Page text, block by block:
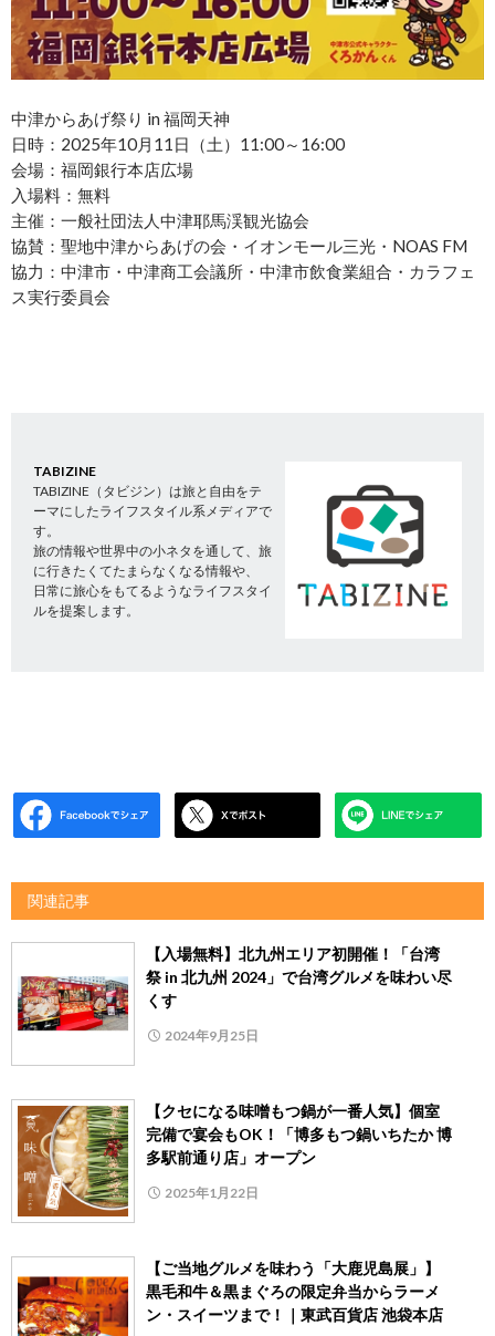
中津からあげ祭り in 福岡天神
日時：2025年10月11日（土）11:00～16:00
会場：福岡銀行本店広場
入場料：無料
主催：一般社団法人中津耶馬渓観光協会
協賛：聖地中津からあげの会・イオンモール三光・NOAS FM
協力：中津市・中津商工会議所・中津市飲食業組合・カラフェ
ス実行委員会
TABIZINE
TABIZINE（タビジン）は旅と自由をテ
ーマにしたライフスタイル系メディアで
す。
旅の情報や世界中の小ネタを通して、旅
に行きたくてたまらなくなる情報や、
日常に旅心をもてるようなライフスタイ
ルを提案します。
関連記事
【入場無料】北九州エリア初開催！「台湾
祭 in 北九州 2024」で台湾グルメを味わい尽
くす
2024年9月25日
【クセになる味噌もつ鍋が一番人気】個室
完備で宴会もOK！「博多もつ鍋いちたか 博
多駅前通り店」オープン
2025年1月22日
【ご当地グルメを味わう「大鹿児島展」】
黒毛和牛＆黒まぐろの限定弁当からラーメ
ン・スイーツまで！｜東武百貨店 池袋本店